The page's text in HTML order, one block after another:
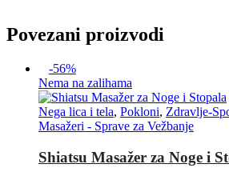
Povezani proizvodi
-56%
Nema na zalihama
Nega lica i tela, Pokloni, Zdravlje-
Masažeri - Sprave za Vežbanje
Shiatsu Masažer za Noge i